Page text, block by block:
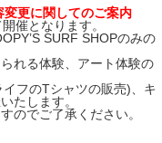
更に関してのご案内
催となります。
SURF SHOPのみの
れる体験、アート体験の
フのTシャツの販売)、キ
たします。
のでご了承ください。